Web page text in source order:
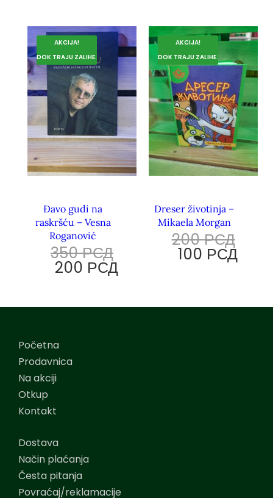
AKCIJA!
DOK TRAJU ZALIHE.
Đavo gudi na
raskršću – Vesna
Roganović
350РСД
200 РСД
AKCIJA!
DOK TRAJU ZALIHE.
Dreser životinja –
Mikaela Morgan
200РСД
100 РСД
Početna
Prodavnica
Na akciji
Otkup
Kontakt
Dostava
Način plaćanja
Česta pitanja
Povraćaj/reklamacije